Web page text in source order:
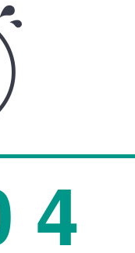
4